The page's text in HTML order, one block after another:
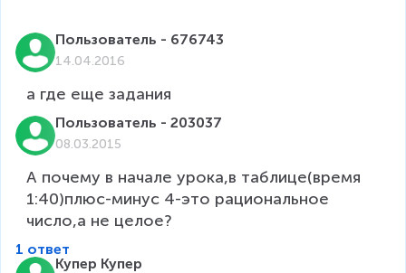
Пользователь - 676743
14.04.2016
Пользователь - 203037
08.03.2015
А почему в начале урока,в таблице(время
1:40)плюс-минус 4-это рациональное
1 ответ
Купер Купер